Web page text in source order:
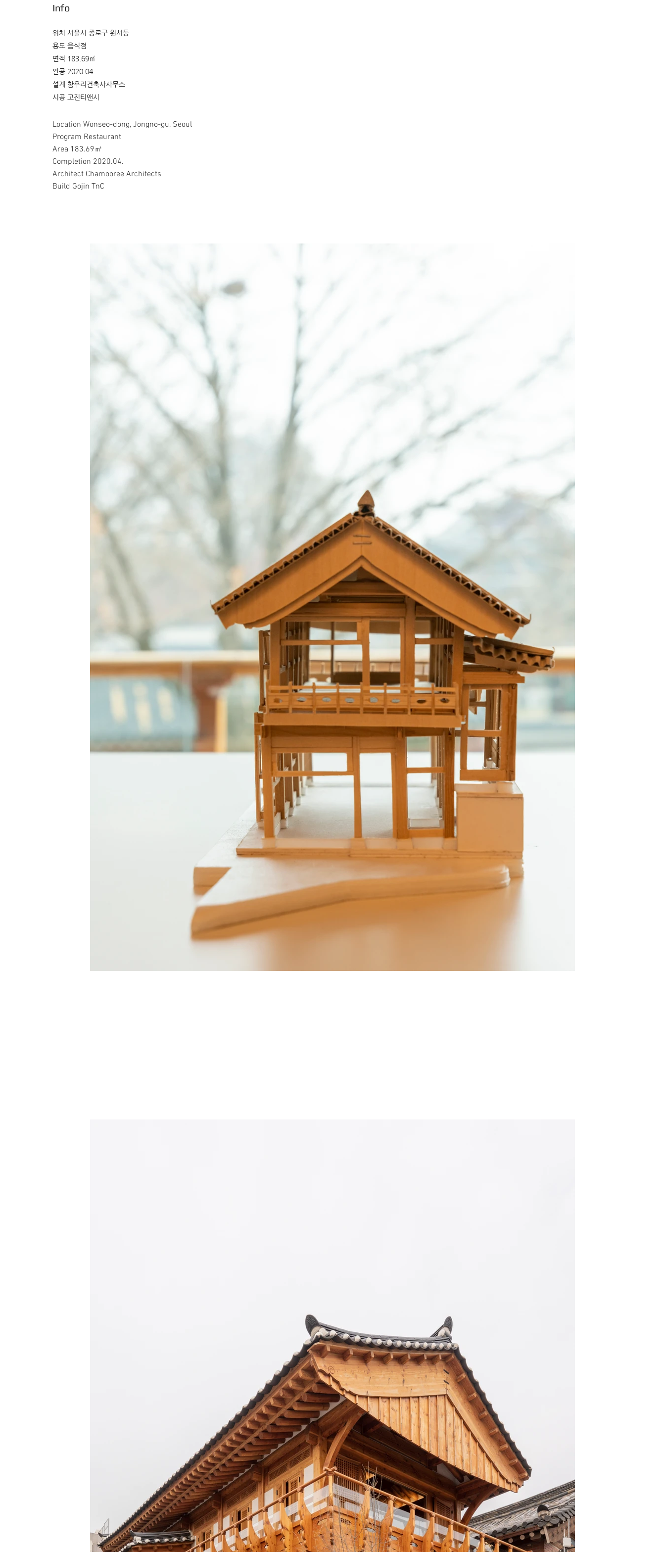
Info
위치 서울시 종로구 원서동
용도 음식점
면적 183.69㎡
완공 2020.04.
설계 참우리건축사사무소
시공 고진티앤시
Location Wonseo-dong, Jongno-gu, Seoul
Program Restaurant
Area 183.69㎡
Completion 2020.04.
Architect Chamooree Architects
Build Gojin TnC